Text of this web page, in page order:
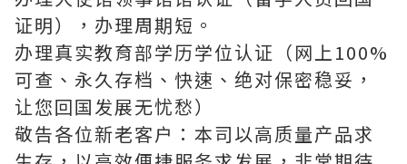
证明），办理周期短。
办理真实教育部学历学位认证（网上100%
可查、永久存档、快速、绝对保密稳妥，
让您回国发展无忧愁）
敬告各位新老客户：本司以高质量产品求